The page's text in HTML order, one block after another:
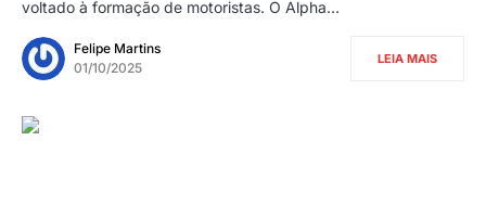
voltado à formação de motoristas. O Alpha…
Felipe Martins
01/10/2025
LEIA MAIS